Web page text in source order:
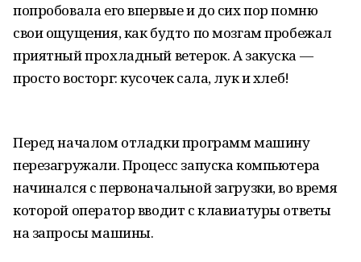
попробовала его впервые и до сих пор помню
свои ощущения, как будто по мозгам пробежал
приятный прохладный ветерок. А закуска —
просто восторг: кусочек сала, лук и хлеб!
Перед началом отладки программ машину
перезагружали. Процесс запуска компьютера
начинался с первоначальной загрузки, во время
которой оператор вводит с клавиатуры ответы
на запросы машины.